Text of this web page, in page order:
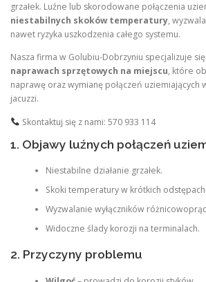
grzałek. Luźne lub skorodowane połączenia
niestabilnych skoków temperatury,
nawet ryzyka uszkodzenia całego systemu.
Nasza firma w Golubiu-Dobrzyniu specjalizuje
naprawach sprzętowych na miejscu, które
naprawę oraz wymianę połączeń uziemiających
jacuzzi.
Skontaktuj się z nami: 570 933 114
1. Objawy luźnych połączeń
Niestabilne działanie grzałek.
Skoki temperatury w krótkich odstępach
Wyzwalanie wyłączników
Widoczne ślady korozji na terminalach.
2. Przyczyny problemu